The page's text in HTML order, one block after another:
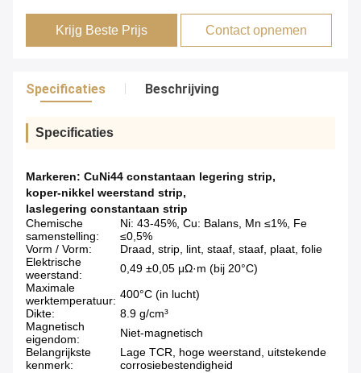
Krijg Beste Prijs Contact opnemen
Specificaties Beschrijving
Specificaties
Markeren: CuNi44 constantaan legering strip,
koper-nikkel weerstand strip,
laslegering constantaan strip
Chemische
samenstelling:
Ni: 43-45%, Cu: Balans, Mn ≤1%, Fe
≤0,5%
Vorm / Vorm:
Draad, strip, lint, staaf, staaf, plaat, folie
Elektrische
weerstand:
0,49 ±0,05 μΩ·m (bij 20°C)
Maximale
werktemperatuur: 400°C (in lucht)
Dikte:
8.9 g/cm³
Magnetisch
eigendom:
Niet-magnetisch
Belangrijkste
kenmerk:
Lage TCR, hoge weerstand, uitstekende
corrosiebestendigheid